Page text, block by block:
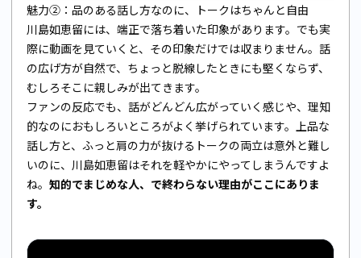
魅力②：品のある話し方なのに、トークはちゃんと自由
川島如恵留には、端正で落ち着いた印象があります。でも実
際に動画を見ていくと、その印象だけでは収まりません。話
の広げ方が自然で、ちょっと脱線したときにも堅くならず、
むしろそこに親しみが出てきます。
ファンの反応でも、話がどんどん広がっていく感じや、理知
的なのにおもしろいところがよく挙げられています。上品な
話し方と、ふっと肩の力が抜けるトークの両立は意外と難し
いのに、川島如恵留はそれを軽やかにやってしまうんですよ
ね。 知的でまじめな人、で終わらない理由がここにありま
す。